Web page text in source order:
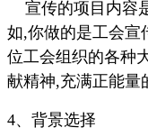
宣传的项目内容
如,你做的是工会宣
位工会组织的各种
献精神,充满正能量
4、背景选择